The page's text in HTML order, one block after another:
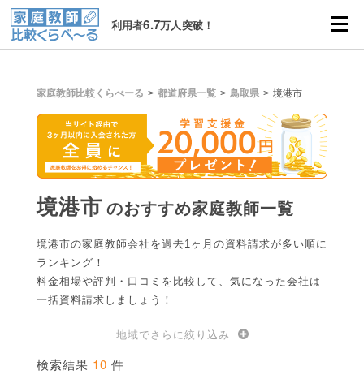
利用者6.7万人突破！
家庭教師比較くらべーる 都道府県一覧 鳥取県 境港市
境港市 のおすすめ家庭教師一覧
境港市の家庭教師会社を過去1ヶ月の資料請求が多い順に
ランキング！
料金相場や評判・口コミを比較して、気になった会社は
一括資料請求しましょう！
地域でさらに絞り込み
検索結果 10 件